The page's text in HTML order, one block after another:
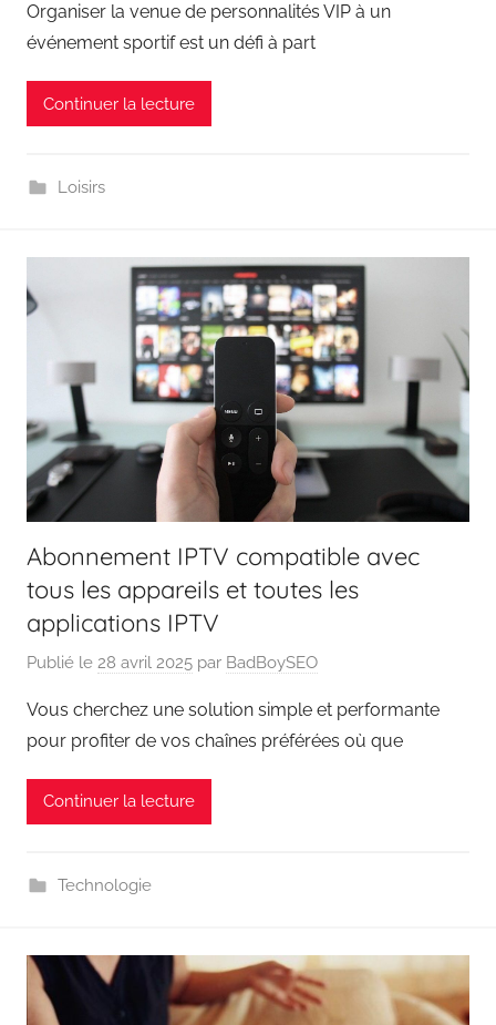
Organiser la venue de personnalités VIP à un
événement sportif est un défi à part
Continuer la lecture
Loisirs
Abonnement IPTV compatible avec
tous les appareils et toutes les
applications IPTV
Publié le 28 avril 2025 par BadBoySEO
Vous cherchez une solution simple et performante
pour profiter de vos chaînes préférées où que
Continuer la lecture
Technologie